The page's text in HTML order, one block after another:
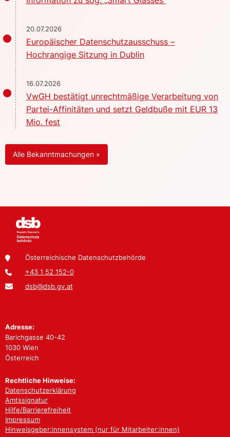
20.07.2026
Europäischer Datenschutzausschuss –
Hochrangige Sitzung in Dublin
16.07.2026
VwGH bestätigt unrechtmäßige Verarbeitung von
Partei-Affinitäten und setzt Geldbuße mit EUR 13
Mio. fest
Alle Bekanntmachungen »
Österreichische Datenschutzbehörde
+43 1 52 152-0
dsb@dsb.gv.at
Adresse:
Barichgasse 40-42
1030 Wien
Österreich
Rechtliche Hinweise:
Datenschutzerklärung
Amtssignatur
Hilfe/Barrierefreiheit
Impressum
Hinweisgeber:innensystem (nur für Mitarbeiter:innen)